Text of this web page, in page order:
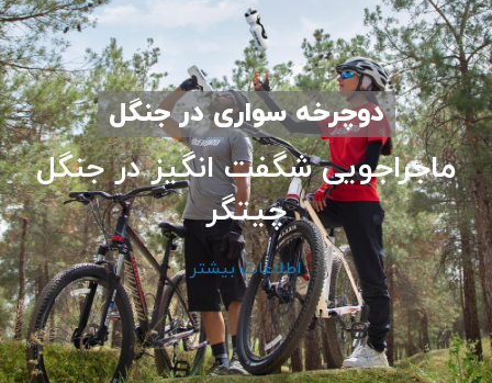
دوچرخه سواری در جنگل
ماجراجویی شگفت انگیز در جنگل
چیتگر
اطلاعات بیشتر